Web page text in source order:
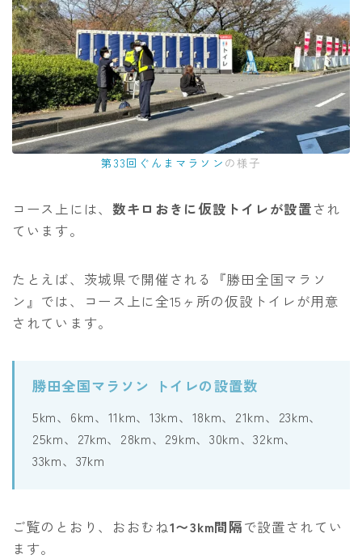
第33回ぐんまマラソン の様子
コース上には、 数キロおきに仮設トイレが設置され
ています。
たとえば、茨城県で開催される『勝田全国マラソ
ン』では、コース上に全15ヶ所の仮設トイレが用意
されています。
勝田全国マラソン トイレの設置数
5km、6km、11km、13km、18km、21km、23km、
25km、27km、28km、29km、30km、32km、
33km、37km
ご覧のとおり、おおむね1〜3km間隔で設置されてい
ます。